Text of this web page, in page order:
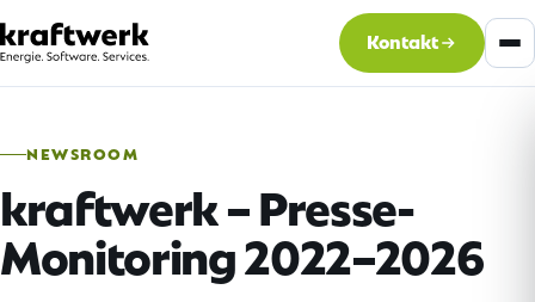
Kontakt
NEWSROOM
kraftwerk – Presse-
Monitoring 2022–2026